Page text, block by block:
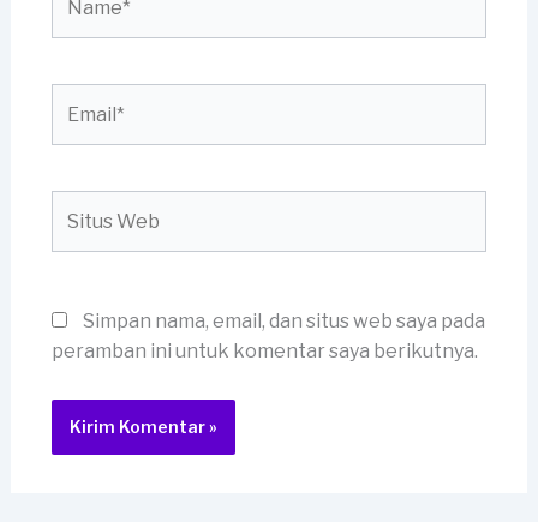
Web
Simpan nama, email, dan situs web saya pada
peramban ini untuk komentar saya berikutnya.